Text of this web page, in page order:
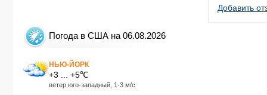
Погода в США на 06.08.2026
НЬЮ-ЙОРК
+3 ... +5℃
ветер юго-западный, 1-3 м/с
Добавить